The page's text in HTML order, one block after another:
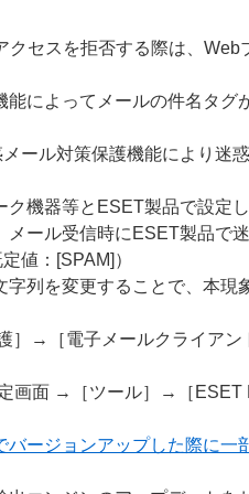
クセスを拒否する際は、
能によってメールの件名タグ
ール対策保護機能により迷
ク機器等とESET製品で設定
メール受信時にESET製品で
値：[SPAM]）
字列を変更することで、本現
］→［電子メールクライア
画面 →［ツール］→［ESET
バージョンアップした際に一